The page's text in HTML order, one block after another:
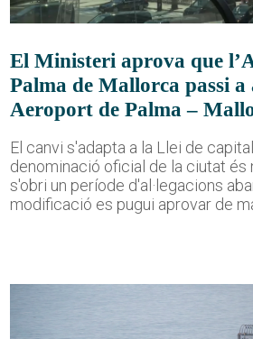
El Ministeri aprova que
Palma de Mallorca passi a
Aeroport de Palma –
El canvi s'adapta a la Llei de
denominació oficial de la ciutat és
s'obri un període d'al·legacions
modificació es pugui aprovar de